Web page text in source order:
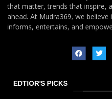
that matter, trends that inspire,
ahead. At Mudra369, we
informs, entertains, and
EDTIOR'S PICKS